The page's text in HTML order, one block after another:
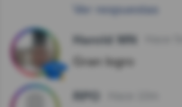
Ver respuestas
Harold MN
Gran logro
RPO